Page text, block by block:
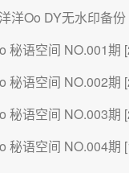
洋Oo DY无水印备
秘语空间 NO.001期
秘语空间 NO.002期
秘语空间 NO.003期
秘语空间 NO.004期